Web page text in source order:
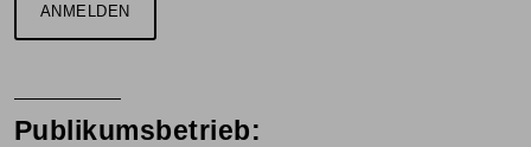
ANMELDEN
Publikumsbetrieb: